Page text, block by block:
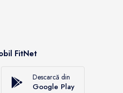
FitNet
Descarcă din
Google Play